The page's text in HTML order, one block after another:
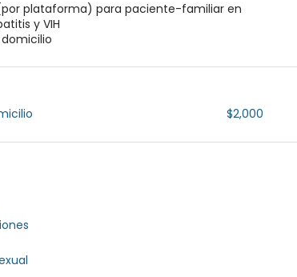
plataforma) para paciente-familiar en
y VIH
$2,000